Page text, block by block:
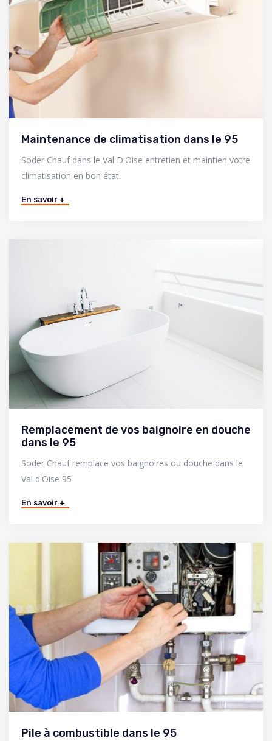
Maintenance de climatisation dans le 95
Soder Chauf dans le Val D'Oise entretien et maintien votre
climatisation en bon état.
En savoir +
Remplacement de vos baignoire en douche
dans le 95
Soder Chauf remplace vos baignoires ou douche dans le
Val d'Oise 95
En savoir +
Pile à combustible dans le 95